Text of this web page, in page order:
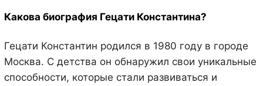
Какова биография Гецати Константина?
Гецати Константин родился в 1980 году в городе
Москва. С детства он обнаружил свои уникальные
способности, которые стали развиваться и